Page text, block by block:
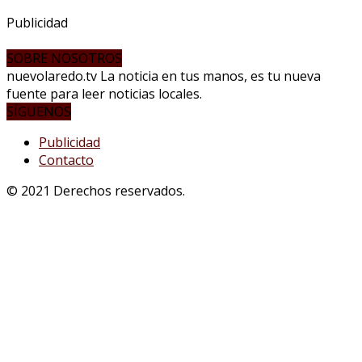
Publicidad
SOBRE NOSOTROS
nuevolaredo.tv La noticia en tus manos, es tu nueva
fuente para leer noticias locales.
SÍGUENOS
Publicidad
Contacto
© 2021 Derechos reservados.